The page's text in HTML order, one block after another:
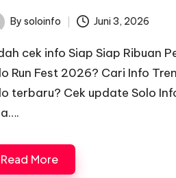
By soloinfo Juni 3, 2026
cek info Siap Siap Ribuan
Run Fest 2026? Cari Info
terbaru? Cek update Solo
Read More